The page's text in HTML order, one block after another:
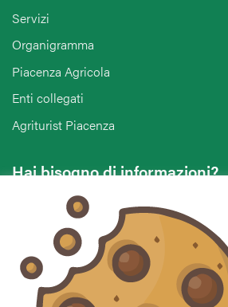
Servizi
Organigramma
Piacenza Agricola
Enti collegati
Agriturist Piacenza
Hai bisogno di informazioni?
Vuoi contattarci per ricevere assistenza,
commento o chiedere informazioni?
CONTATTACI